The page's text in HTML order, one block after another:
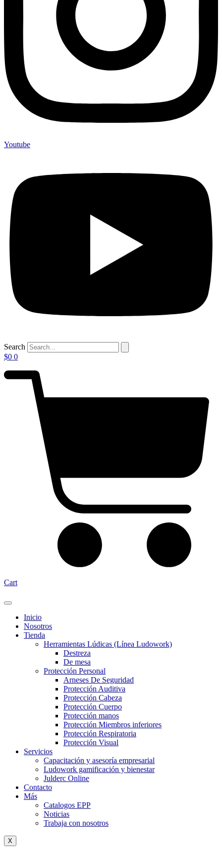
Youtube
Search
$0 0
Cart
Inicio
Nosotros
Tienda
Herramientas Lúdicas (Línea Ludowork)
Destreza
De mesa
Protección Personal
Arneses De Seguridad
Protección Auditiva
Protección Cabeza
Protección Cuerpo
Protección manos
Protección Miembros inferiores
Protección Respiratoria
Protección Visual
Servicios
Capacitación y asesoría empresarial
Ludowork gamificación y bienestar
Julderc Online
Contacto
Más
Catalogos EPP
Noticias
Trabaja con nosotros
X